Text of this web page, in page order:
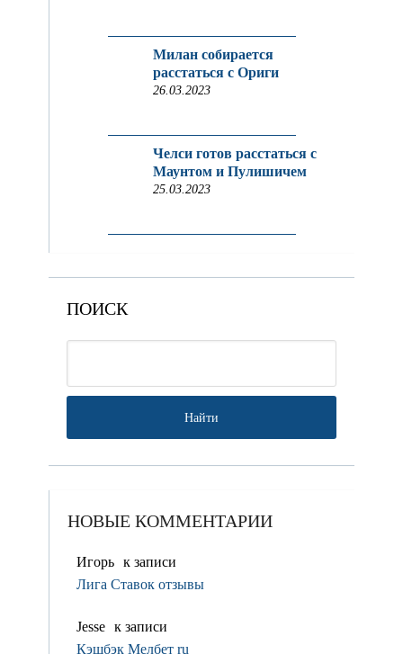
Милан собирается
расстаться с Ориги
26.03.2023
Челси готов расстаться с
Маунтом и Пулишичем
25.03.2023
ПОИСК
НОВЫЕ КОММЕНТАРИИ
Игорь к записи
Лига Ставок отзывы
Jesse к записи
Кэшбэк Мелбет ru